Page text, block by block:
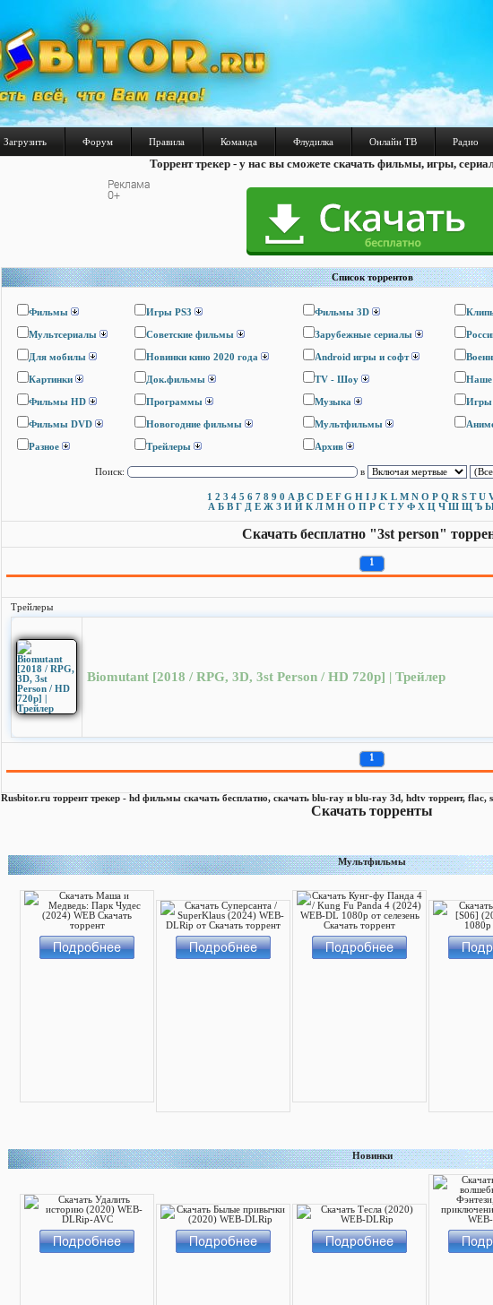
Загрузить Форум Правила Команда Флудилка Онлайн ТВ Радио
Торрент трекер - у нас вы сможете скачать фильмы, игры,
Список торрентов
Фильмы Игры PS3 Фильмы 3D
Мультсериалы Cоветские фильмы Зарубежные сериалы
Для мобилы Новинки кино 2020 года Android игры и софт
Картинки Док.фильмы TV - Шоу Наше
Фильмы HD Программы Музыка Игры
Фильмы DVD Новогодние фильмы Мультфильмы
Разное Трейлеры Архив
Поиск: в
1 2 3 4 5 6 7 8 9 0 A B C D E F G H I J K L M N O P Q R S T U
А Б В Г Д Е Ж З И Й К Л М Н О П Р С Т У Ф Х Ц Ч Ш Щ Ъ
Скачать бесплатно "3st person"
1
Трейлеры
Biomutant [2018 / RPG, 3D, 3st Person / HD 720p] | Трейлер
1
Rusbitor.ru торрент трекер - hd фильмы скачать бесплатно, скачать blu-ray и blu-ray 3d, hdtv торрент, flac,
Скачать торренты
Мультфильмы
Новинки